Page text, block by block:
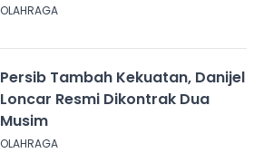
OLAHRAGA
Persib Tambah Kekuatan, Danijel
Loncar Resmi Dikontrak Dua
Musim
OLAHRAGA